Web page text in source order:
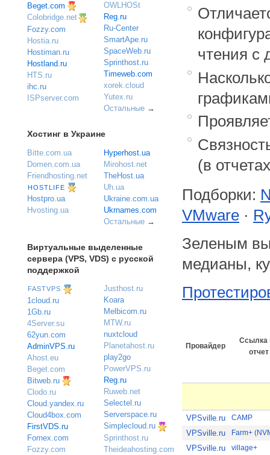
чтения с
(в
Подборки:
VMware ·
Зеленым
медианы,
Провайдер
Ссылка
отчет
VPSville.ru CAMP
VPSville.ru Farm+
VPSville.ru village+
Beget.com
Colobridge.net
Fozzy.com
Hostia.ru
Hostiman.ru
Hostland.ru
HTS.ru
ihc.ru
ISPserver.com
OWLHOSt
Reg.ru
Ru-Center
SmartApe.ru
SpaceWeb.ru
Sprinthost.ru
Timeweb.com
xorek.cloud
Yutex.ru
Остальные →
Хостинг в Украине
Bitte.com.ua
Domen.com.ua
Friendhosting.net
HOSTLIFE
Hostpro.ua
Hvosting.ua
Hyperhost.ua
Mirohost.net
TheHost.ua
Uh.ua
Ukraine.com.ua
Ukrnames.com
Остальные →
Виртуальные выделенные
сервера (VPS, VDS) с русской
поддержкой
FASTVPS
1cloud.ru
1Gb.ru
4Server.su
62yun.com
AdminVPS.ru
Ahost.eu
Beget.com
Bitweb.ru
Clodo.ru
Cloud.yandex.ru
Cloud4box.com
FirstVDS.ru
Fornex.com
Fozzy.com
Justhost.ru
Koara
Melbicom.ru
MTW.ru
nuxtcloud
Planetahost.ru
play2go
PowerVPS.ru
Reg.ru
Ruweb.net
Selectel.ru
Serverspace.ru
Simplecloud.ru
Sprinthost.ru
Theideahosting.com